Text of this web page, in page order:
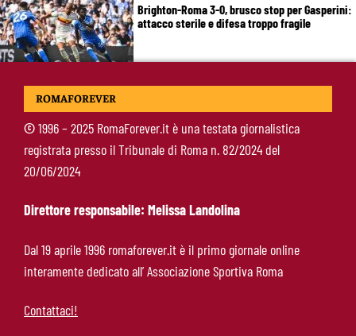
Brighton-Roma 3-0, brusco stop per Gasperini:
attacco sterile e difesa troppo fragile
McKennie sorprende tutti: “Il mio idolo era
Molina-Roma, arrivo oggi: il passaporto può
sbloccare un altro colpo
ROMAFOREVER
©1996 – 2025 RomaForever.it è una testata giornalistica
registrata presso il Tribunale di Roma n. 82/2024 del
20/06/2024
Direttore responsabile: Melissa Landolina
Dal 19 aprile 1996 romaforever.it è il primo giornale online
interamente dedicato all’ Associazione Sportiva Roma
Contattaci!